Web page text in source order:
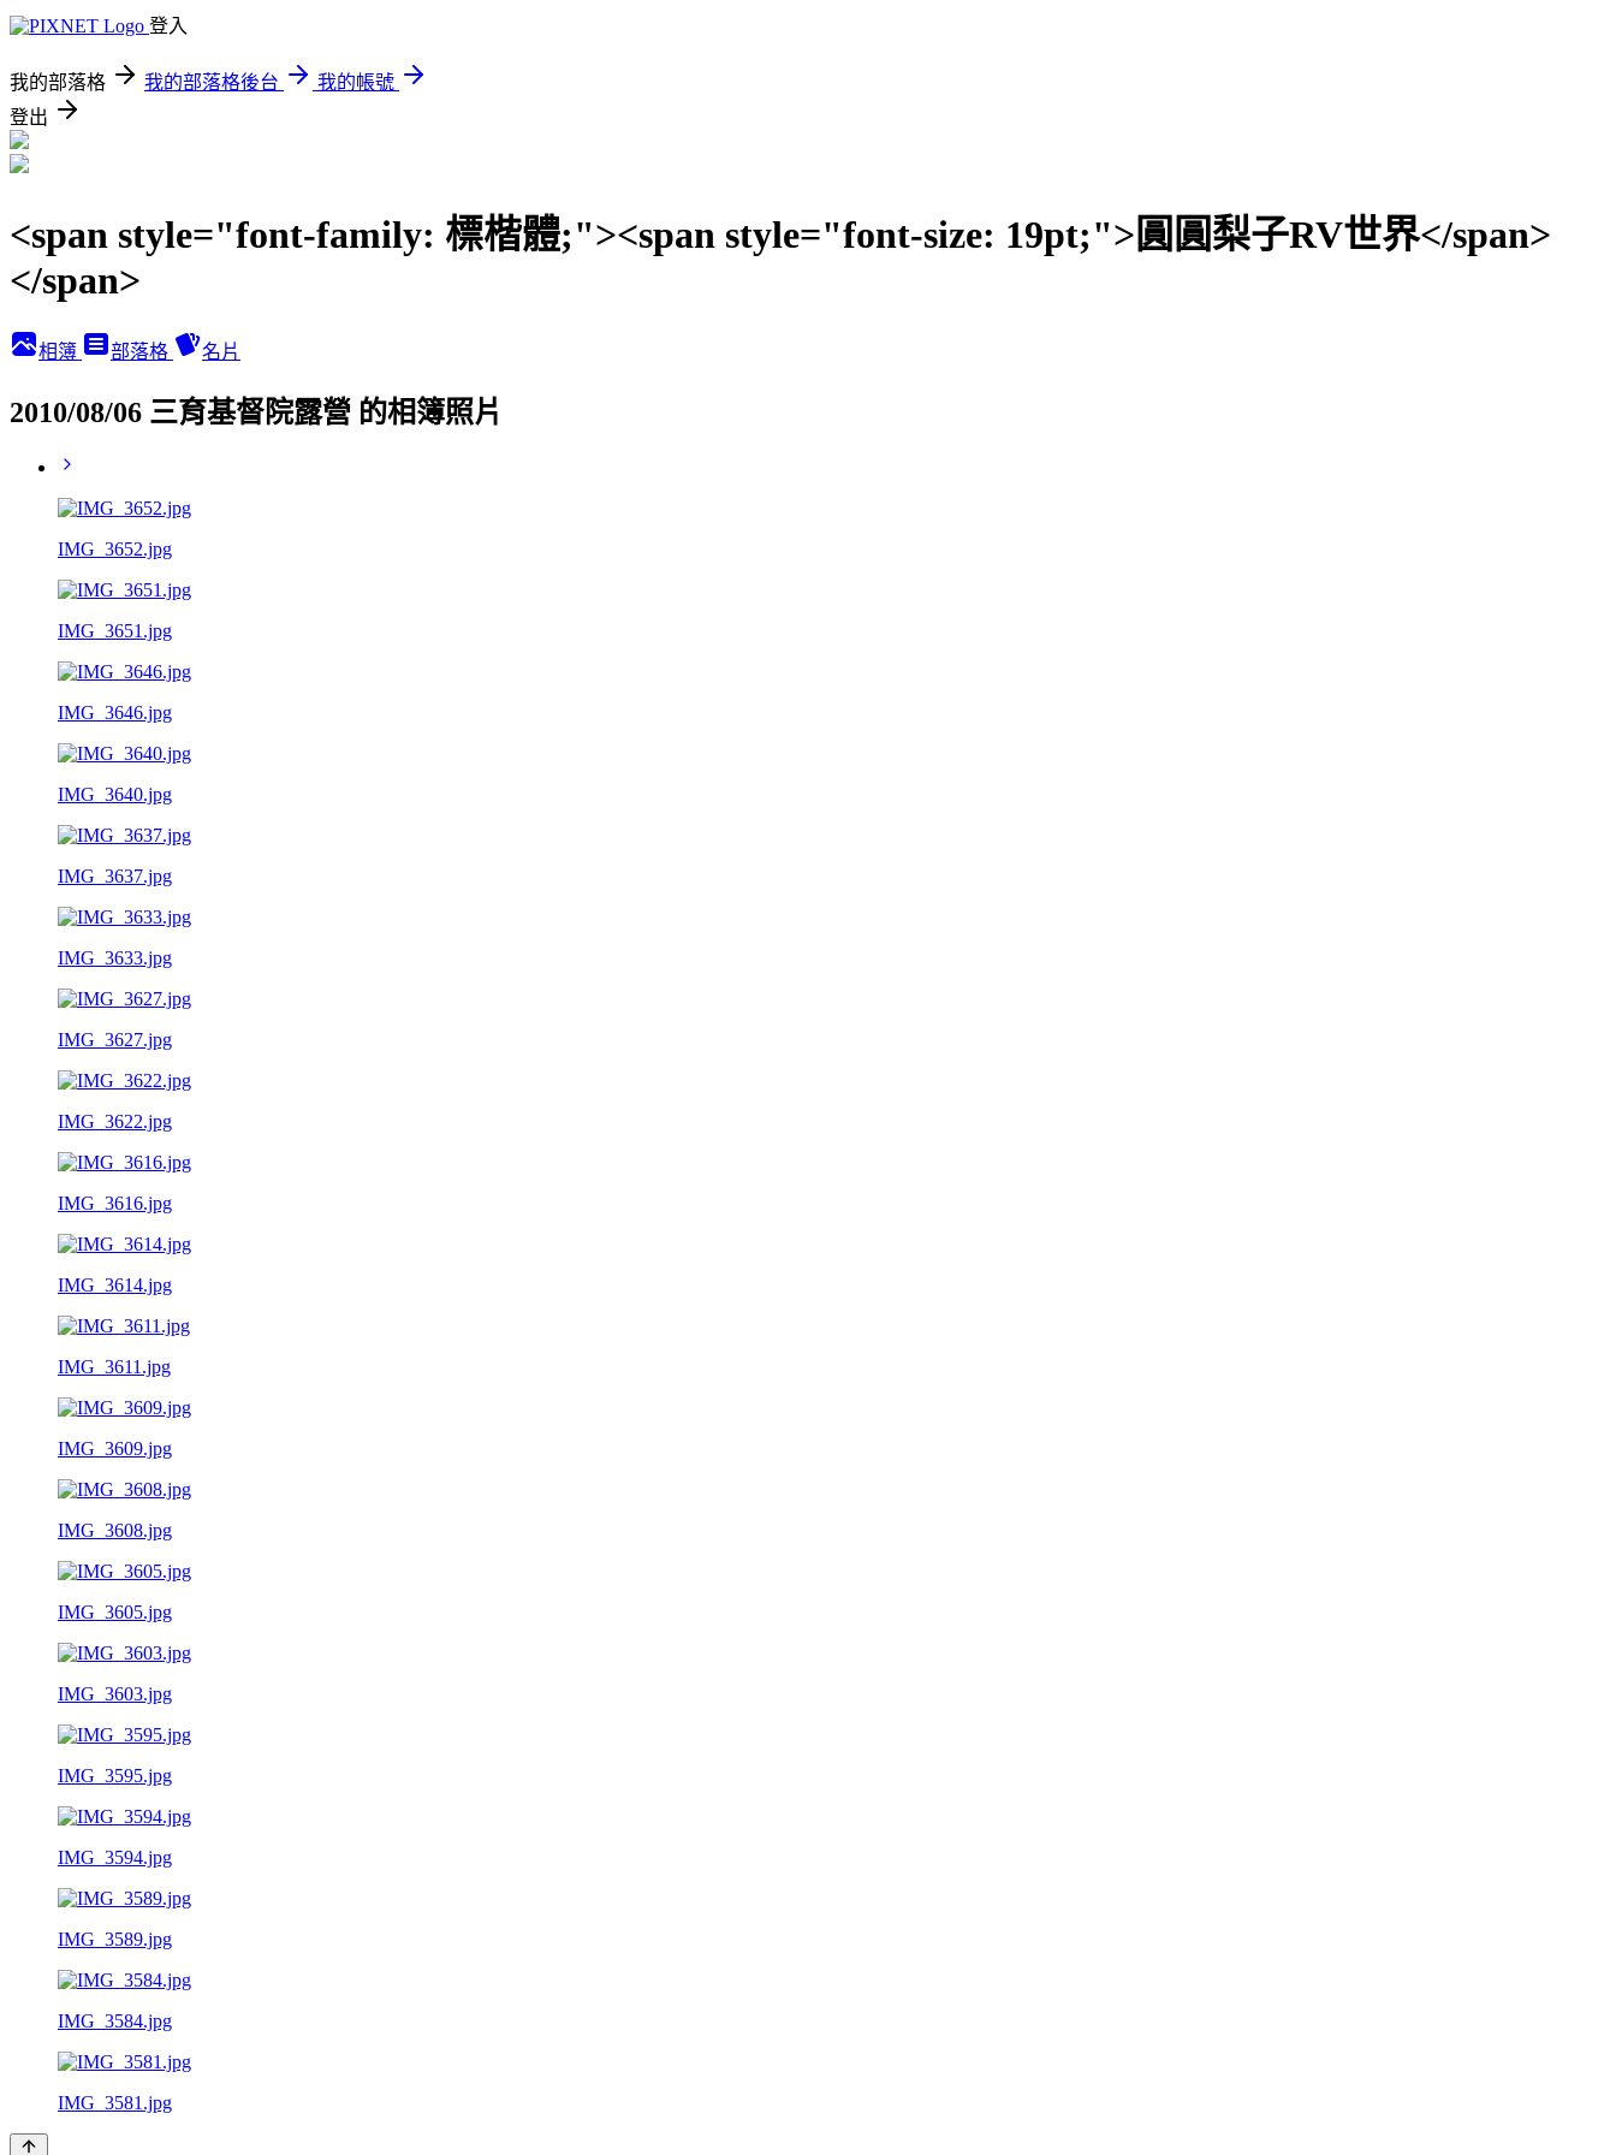
登入
我的部落格 我的部落格後台
我的帳號
登出
<span style="font-family: 標楷體;"><span style="font-size: 19pt;">圓圓梨子RV世界</span>
</span>
相簿 部落格 名片
2010/08/06 三育基督院露營 的相簿照片
IMG_3652.jpg
IMG_3651.jpg
IMG_3646.jpg
IMG_3640.jpg
IMG_3637.jpg
IMG_3633.jpg
IMG_3627.jpg
IMG_3622.jpg
IMG_3616.jpg
IMG_3614.jpg
IMG_3611.jpg
IMG_3609.jpg
IMG_3608.jpg
IMG_3605.jpg
IMG_3603.jpg
IMG_3595.jpg
IMG_3594.jpg
IMG_3589.jpg
IMG_3584.jpg
IMG_3581.jpg